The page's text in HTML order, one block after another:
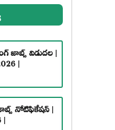
జాబ్స్ విడుదల |
|
నోటిఫికేషన్ |
|